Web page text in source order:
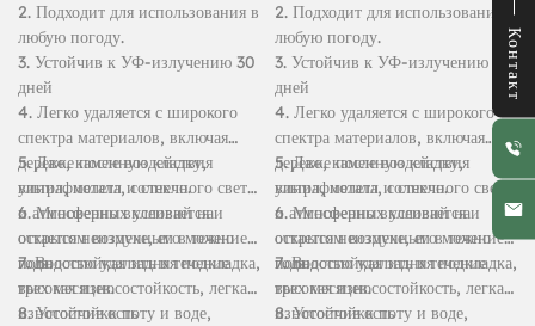
2. Подходит для использования в
любую погоду.
3. Устойчив к УФ-излучению 30
дней
4. Легко удаляется с широкого
спектра материалов, включая
дерево, каменную кладку,
винил, металл и стекло.
5. Даже после воздействия
ультрафиолета, солнечного света
и атмосферных условий на
открытом воздухе, его можно
полностью удалить в течение
трех месяцев.
6. Мгновенно вклеивается и
остается неизменным в течение
года.
7. Водостойкая задняя подкладка,
высокая износостойкость, легкая
износостойкость
8. Устойчив к поту и воде,
2. Подходит для использования в
любую погоду.
3. Устойчив к УФ-излучению 30
дней
4. Легко удаляется с широкого
спектра материалов, включая
дерево, каменную кладку,
винил, металл и стекло.
5. Даже после воздействия
ультрафиолета, солнечного света
и атмосферных условий на
открытом воздухе, его можно
полностью удалить в течение
трех месяцев.
6. Мгновенно вклеивается и
остается неизменным в течение
года.
7. Водостойкая задняя подкладка,
высокая износостойкость, легкая
износостойкость
8. Устойчив к поту и воде,
Контакт